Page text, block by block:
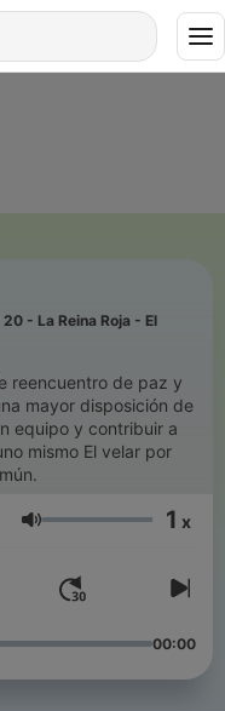
20 - La Reina Roja - El
reencuentro de paz y
mayor disposición de
equipo y contribuir a
Volumen 1 x
00:00